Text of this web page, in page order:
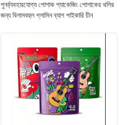
পুনর্ব্যবহারযোগ্য পোশাক প্যাকেজিং পোশাকের থলির
জন্য বিলাসবহুল গ্লাসিন ব্যাগ পাইকারি চীন